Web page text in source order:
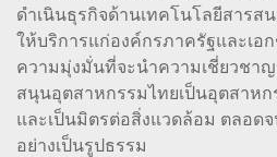
ดำเนินธุรกิจด้านเทคโนโลยีสารส
ให้บริการแก่องค์กรภาครัฐและเอ
ความมุ่งมั่นที่จะนำความเชี่ยวชา
สนุนอุตสาหกรรมไทยเป็นอุตสาห
และเป็นมิตรต่อสิ่งแวดล้อม ตลอด
อย่างเป็นรูปธรรม